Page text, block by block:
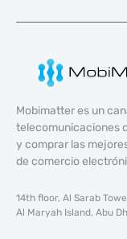
Mobimatter es un
telecomunicaciones
y comprar las
de comercio
14th floor, Al Sarab
Al Maryah Island, Abu